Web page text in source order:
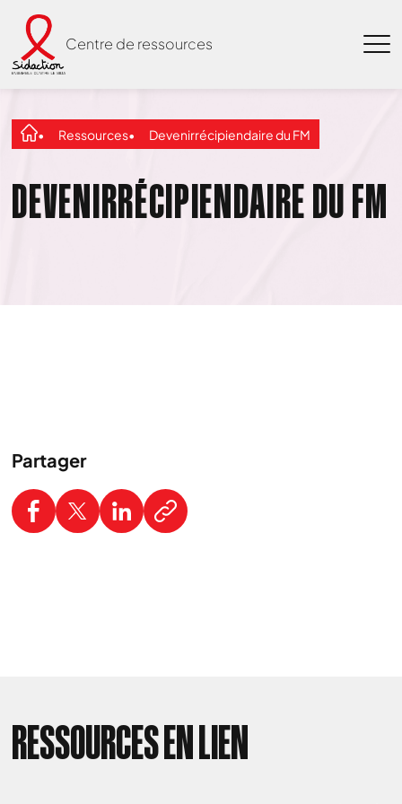
Centre de ressources
Ressources Devenirrécipiendaire du FM
DEVENIRRÉCIPIENDAIRE DU FM
Partager
RESSOURCES EN LIEN